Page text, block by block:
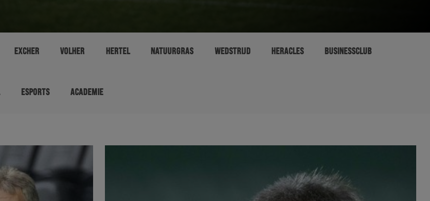
EXCHER VOLHER HERTEL NATUURGRAS WEDSTRIJD HERACLES BUSINESSCLUB
ESPORTS ACADEMIE